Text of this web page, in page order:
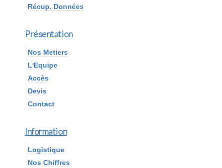
Récup. Données
Présentation
Nos Metiers
L'Equipe
Accès
Devis
Contact
Information
Logistique
Nos Chiffres